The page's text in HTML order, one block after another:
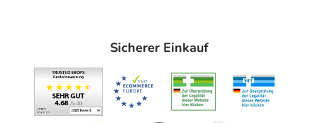
Sicherer Einkauf